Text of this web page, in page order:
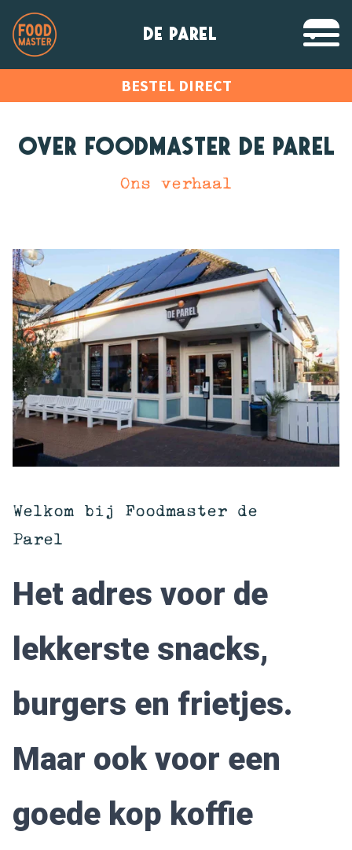
DE PAREL
BESTEL DIRECT
Over Foodmaster de Parel
Ons verhaal
Welkom bij Foodmaster de
Parel
Het adres voor de
lekkerste snacks,
burgers en frietjes.
Maar ook voor een
goede kop koffie